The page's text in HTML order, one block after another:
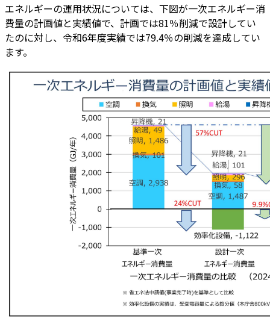
エネルギーの運用状況については、下図が一次エネルギー消
費量の計画値と実績値で、計画では81％削減で設計してい
たのに対し、令和6年度実績では79.4％の削減を達成してい
ます。